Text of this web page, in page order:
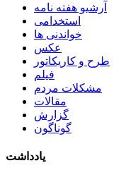
آرشیو هفته نامه
استخدامی
خواندنی ها
عکس
طرح و کاریکاتور
فیلم
مشکلات مردم
مقالات
گزارش
گوناگون
یادداشت